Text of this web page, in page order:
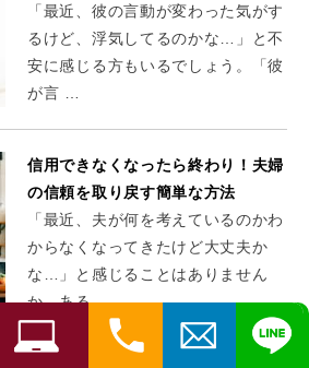
「最近、彼の言動が変わった気がす
るけど、浮気してるのかな…」と不
安に感じる方もいるでしょう。「彼
が言 …
信用できなくなったら終わり！夫婦
の信頼を取り戻す簡単な方法
「最近、夫が何を考えているのかわ
からなくなってきたけど大丈夫か
な…」と感じることはありません
か。ある …